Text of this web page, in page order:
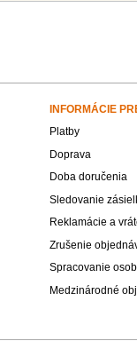
INFORMÁCIE
Platby
Doprava
Doba doručenia
Sledovanie
Reklamácie a
Zrušenie
Spracovanie
Medzinárodné